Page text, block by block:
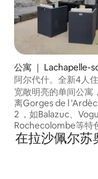
公寓 ｜ Lachapelle-
enas
阿尔代什。全新4人
宽敞明亮的单间公寓
离Gorges de l
2 ，如Balazuc、
Rochecolombe等特
离Ardèche高原（湖
sucs ） 50分钟。 无论您是更喜欢文化
（博物馆、展览……
在拉沙佩尔苏